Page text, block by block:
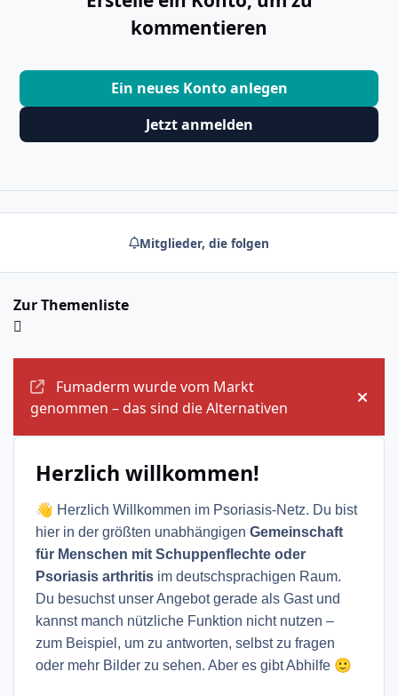
kommentieren
Ein neues Konto anlegen
Jetzt anmelden
Mitglieder, die folgen
Zur Themenliste
Fumaderm wurde vom Markt
genommen – das sind die Alternativen
Herzlich willkommen!
👋 Herzlich Willkommen im Psoriasis-Netz. Du bist
hier in der größten unabhängigen Gemeinschaft
für Menschen mit Schuppenflechte oder
Psoriasis arthritis im deutschsprachigen Raum.
Du besuchst unser Angebot gerade als Gast und
kannst manch nützliche Funktion nicht nutzen –
zum Beispiel, um zu antworten, selbst zu fragen
oder mehr Bilder zu sehen. Aber es gibt Abhilfe 🙂